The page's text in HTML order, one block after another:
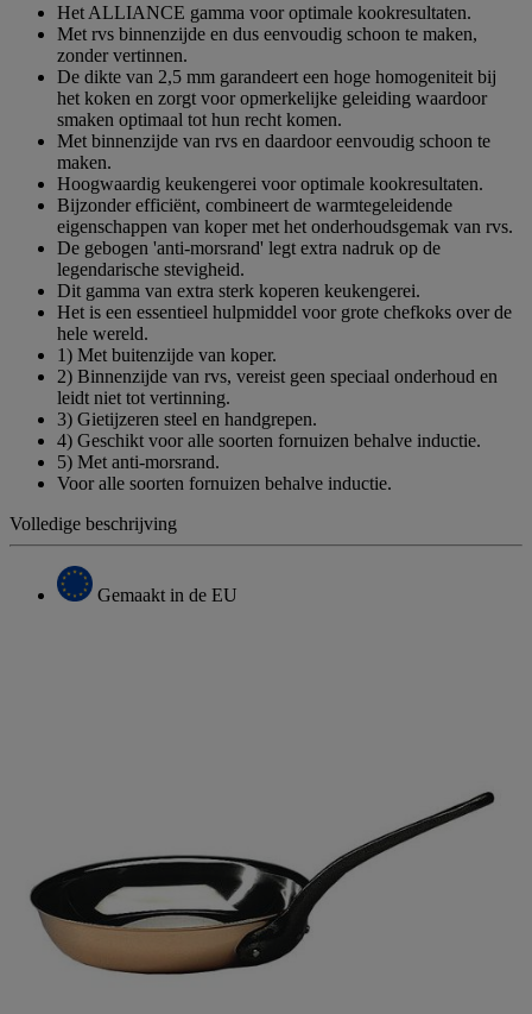
Het ALLIANCE gamma voor optimale kookresultaten.
Met rvs binnenzijde en dus eenvoudig schoon te maken,
zonder vertinnen.
De dikte van 2,5 mm garandeert een hoge homogeniteit bij
het koken en zorgt voor opmerkelijke geleiding waardoor
smaken optimaal tot hun recht komen.
Met binnenzijde van rvs en daardoor eenvoudig schoon te
maken.
Hoogwaardig keukengerei voor optimale kookresultaten.
Bijzonder efficiënt, combineert de warmtegeleidende
eigenschappen van koper met het onderhoudsgemak van rvs.
De gebogen 'anti-morsrand' legt extra nadruk op de
legendarische stevigheid.
Dit gamma van extra sterk koperen keukengerei.
Het is een essentieel hulpmiddel voor grote chefkoks over de
hele wereld.
1) Met buitenzijde van koper.
2) Binnenzijde van rvs, vereist geen speciaal onderhoud en
leidt niet tot vertinning.
3) Gietijzeren steel en handgrepen.
4) Geschikt voor alle soorten fornuizen behalve inductie.
5) Met anti-morsrand.
Voor alle soorten fornuizen behalve inductie.
Volledige beschrijving
Gemaakt in de EU